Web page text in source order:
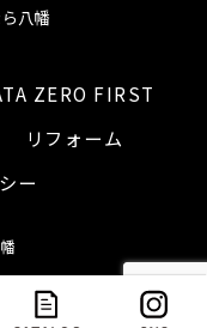
八幡
ZERO FIRST
リフォーム
ー